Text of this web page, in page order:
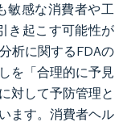
敏感な消費者や工
き起こす可能性が
析に関するFDAの
を「合理的に予見
対して予防管理と
ます。消費者ヘル